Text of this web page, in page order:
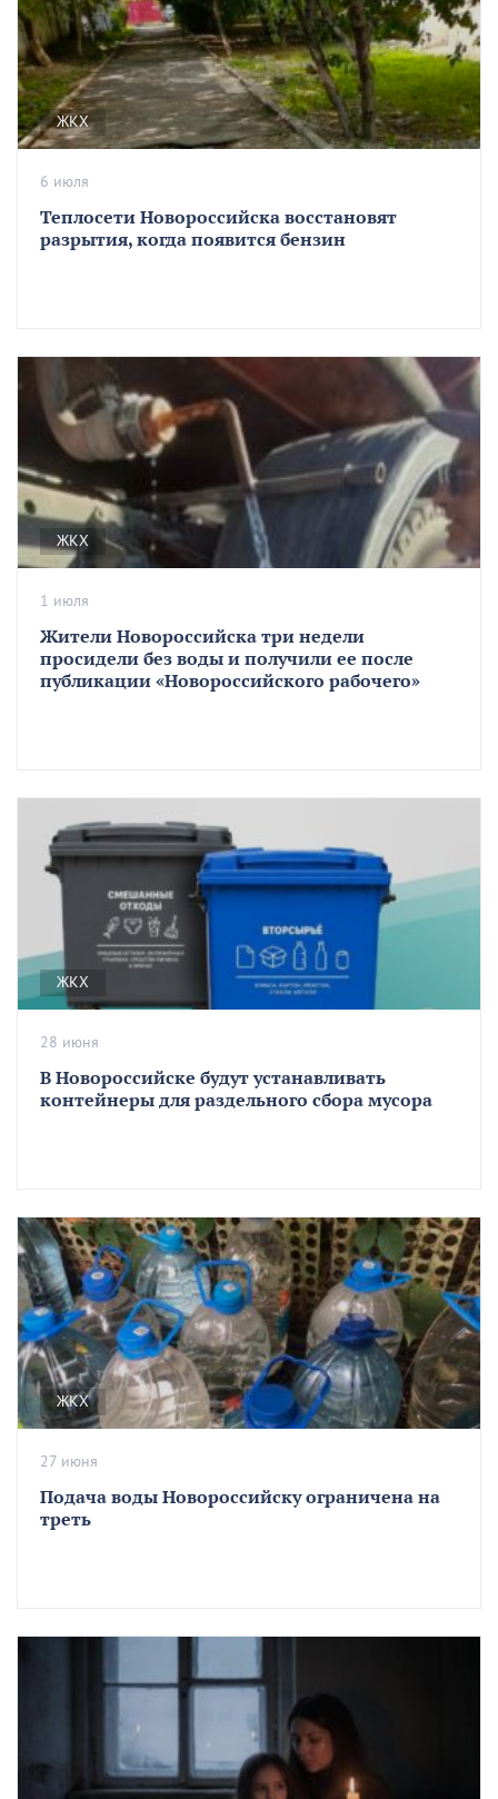
ЖКХ
Теплосети Новороссийска восстановят
разрытия, когда появится бензин
6 июля
ЖКХ
Жители Новороссийска три недели
просидели без воды и получили ее после
публикации «Новороссийского рабочего»
1 июля
ЖКХ
В Новороссийске будут устанавливать
контейнеры для раздельного сбора мусора
28 июня
ЖКХ
Подача воды Новороссийску ограничена на
треть
27 июня